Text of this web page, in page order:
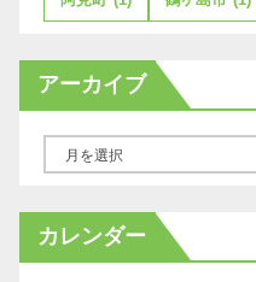
アーカイブ
カ
イ
カレンダー